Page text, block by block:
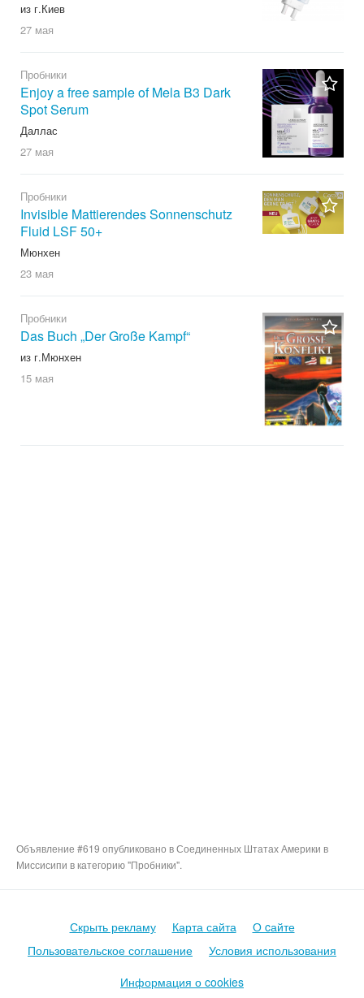
из г.Киев
27 мая
Пробники
Enjoy a free sample of Mela B3 Dark
Spot Serum
Даллас
27 мая
Пробники
Invisible Mattierendes Sonnenschutz
Fluid LSF 50+
Мюнхен
23 мая
Пробники
Das Buch „Der Große Kampf“
из г.Мюнхен
15 мая
Объявление #619 опубликовано в Соединенных Штатах Америки в
Миссисипи в категорию "Пробники".
Скрыть рекламу Карта сайта
О cайте
Пользовательское соглашение
Условия использования
Информация о cookies